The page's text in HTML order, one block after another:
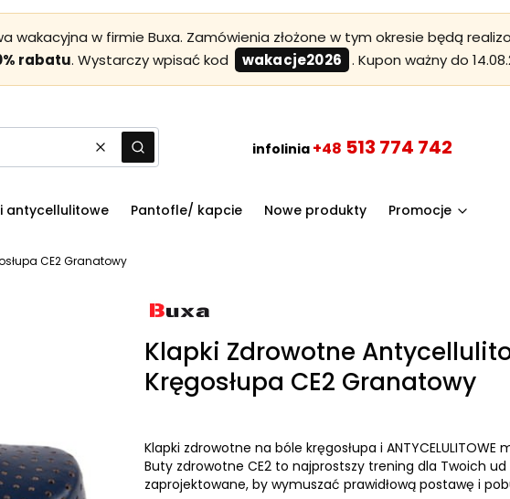
wakacyjna w firmie Buxa. Zamówienia złożone w tym okresie będą
rabatu. Wystarczy wpisać kod wakacje2026 . Kupon ważny do
WyczyśćSzukaj infolinia +48 513 774 742
antycellulitowe Pantofle/ kapcie Nowe produkty Promocje
CE2 Granatowy
Klapki Zdrowotne
Kręgosłupa CE2 Granatowy
Klapki zdrowotne na bóle kręgosłupa i
Buty zdrowotne CE2 to najprostszy trening dla Twoich ud
zaprojektowane, by wymuszać prawidłową postawę i